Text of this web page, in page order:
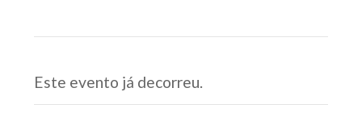
Este evento já decorreu.